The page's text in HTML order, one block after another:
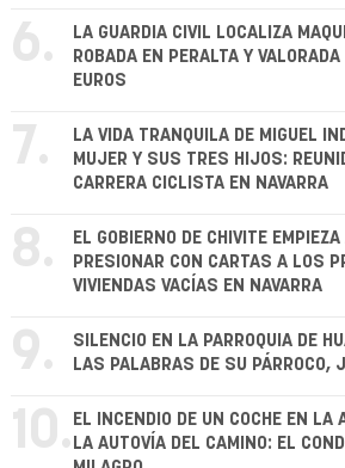
6.
LA GUARDIA CIVIL LOCALIZA
ROBADA EN PERALTA Y
EUROS
7.
LA VIDA TRANQUILA DE MIGUEL
MUJER Y SUS TRES HIJOS:
CARRERA CICLISTA EN NAVARRA
8.
EL GOBIERNO DE CHIVITE
PRESIONAR CON CARTAS A LOS
VIVIENDAS VACÍAS EN NAVARRA
9.
SILENCIO EN LA PARROQUIA DE
LAS PALABRAS DE SU PÁRROCO,
10. EL INCENDIO DE UN COCHE EN LA
LA AUTOVÍA DEL CAMINO: EL